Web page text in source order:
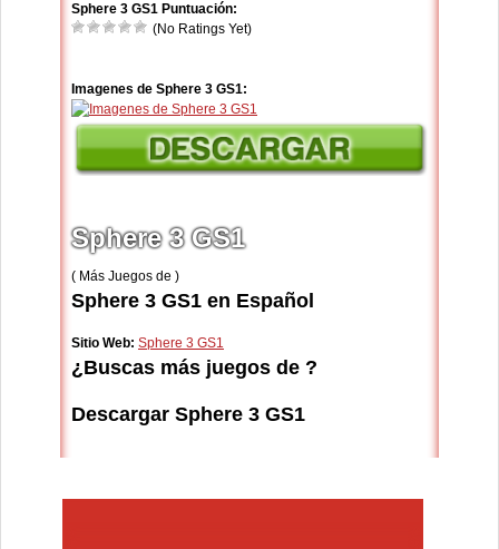
Sphere 3 GS1 Puntuación:
(No Ratings Yet)
Imagenes de Sphere 3 GS1:
Sphere 3 GS1
( Más Juegos de )
Sphere 3 GS1 en Español
Sitio Web: Sphere 3 GS1
¿Buscas más juegos de ?
Descargar Sphere 3 GS1